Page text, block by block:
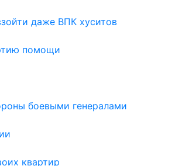
даже ВПК хуситов
помощи
боевыми генералами
квартир